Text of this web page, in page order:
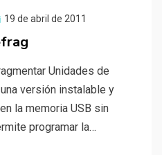
19 de abril de 2011
Unidades de
versión instalable y
la memoria USB sin
programar la…